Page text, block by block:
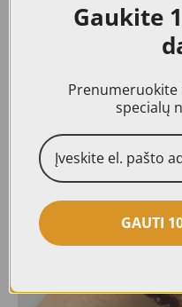
Panašūs
Gaukite
Prenumeruokite
specialų
GAUTI